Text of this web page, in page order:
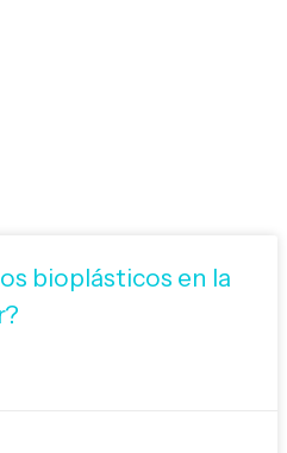
bioplásticos en la